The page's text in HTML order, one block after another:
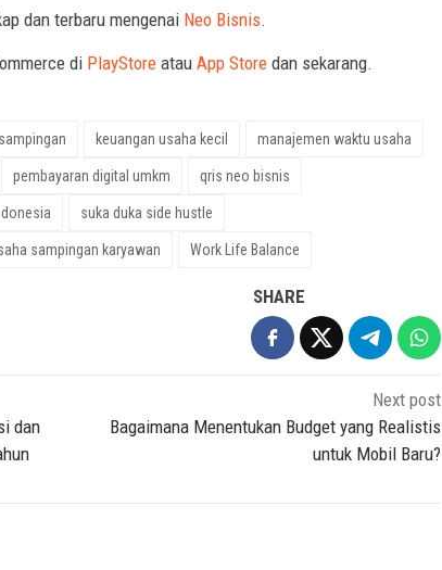
dan terbaru mengenai Neo Bisnis.
di PlayStore atau App Store dan sekarang.
keuangan usaha kecil manajemen waktu usaha
pembayaran digital umkm qris neo bisnis
suka duka side hustle
sampingan karyawan Work Life Balance
SHARE
dan
Next post
Bagaimana Menentukan Budget yang Realistis
untuk Mobil Baru?